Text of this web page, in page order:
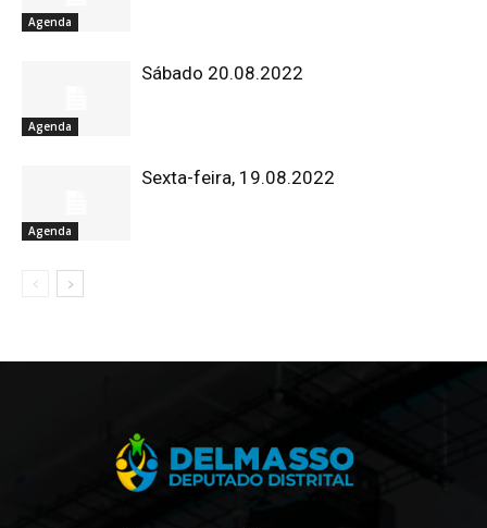
Agenda
Agenda
Sábado 20.08.2022
Agenda
Sexta-feira, 19.08.2022